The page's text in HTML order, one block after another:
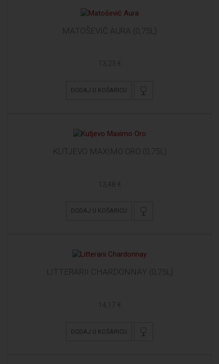
MATOŠEVIĆ AURA (0,75L)
13,23 €
DODAJ U KOŠARICU
KUTJEVO MAXIMO ORO (0,75L)
13,48 €
DODAJ U KOŠARICU
LITTERARII CHARDONNAY (0,75L)
14,17 €
DODAJ U KOŠARICU